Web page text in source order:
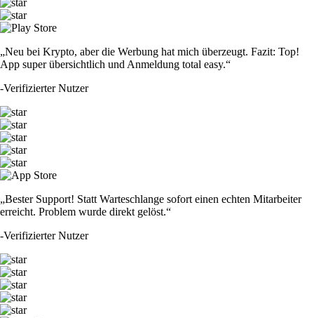
„Neu bei Krypto, aber die Werbung hat mich überzeugt. Fazit: Top!
App super übersichtlich und Anmeldung total easy.“
-Verifizierter Nutzer
„Bester Support! Statt Warteschlange sofort einen echten Mitarbeiter
erreicht. Problem wurde direkt gelöst.“
-Verifizierter Nutzer